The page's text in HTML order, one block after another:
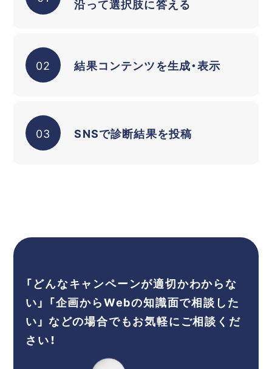
沿って選択肢に答える
02 結果コンテンツを生成・表示
03 SNSで診断結果を投稿
「どんなキャンペーンが適切かわからな
い」 「企画からWebの知識面で相談した
い」 などの場合でもお気軽にご相談くだ
さい！